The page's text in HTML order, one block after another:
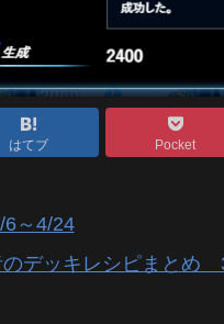
はてブ Pocket
～4/24
デッキレシピまとめ